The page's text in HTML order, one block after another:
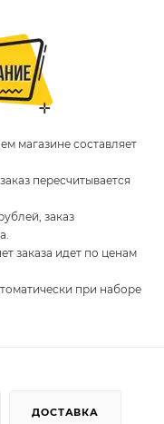
магазине составляет
пересчитывается
заказ
заказа идет по ценам
при наборе
ДОСТАВКА